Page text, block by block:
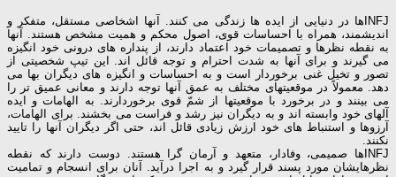
INFJها در دنیایی از ایده ها زندگی می کنند. آنها اشخاصی مستقل، متفكر و
اندیشمند، همراه با احساسات قوی، اصول محکم و همیت مشخص هستند. آنها
به نقطه نظرها و تصمیمات خود اعتماد دارند، از پنداره های درونی خود انگیزه
می گیرند و برای آنها به شدت احترام و توجه قائل اند. این تیپ شخصیتی از
تصور و تخیل غنی برخوردار است و به احساسات و انگیزه های دیگران بها می
دهد. معمولاً در موقعیتهای مختلف به عمق آنها توجه دارند و معانی عمیق تر را
می بینند و در برخورد با موقعیتها از شمّ قوی برخوردارند. به الهامات و ایده
آلهای خود وابسته اند و به دیگران نیز رشد و فراست می بخشند. برای الهامات،
آرزوها و استنباط های خود ارزش زیادی قائل اند، حتی اگر دیگران آنها را تایید
نكنند.
INFJها صمیمی، وفادار، متعهد و آرمان گرا هستند. دوست دارند که نقطه
نظرهایشان مورد پسند قرار گیرد و به اجرا درآید. آنان برای انسجام و تمامیت